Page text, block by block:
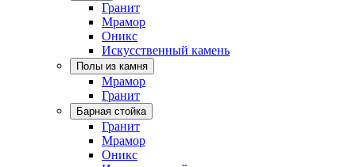
Гранит
Мрамор
Оникс
Искусственный камень
Полы из камня
Мрамор
Гранит
Барная стойка
Гранит
Мрамор
Оникс